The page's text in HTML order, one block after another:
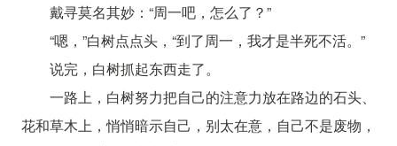
戴寻莫名其妙：“周一吧，怎么了？”
“嗯，”白树点点头，“到了周一，我才是半死不活。”
说完，白树抓起东西走了。
一路上，白树努力把自己的注意力放在路边的石头、
花和草木上，悄悄暗示自己，别太在意，自己不是废物，